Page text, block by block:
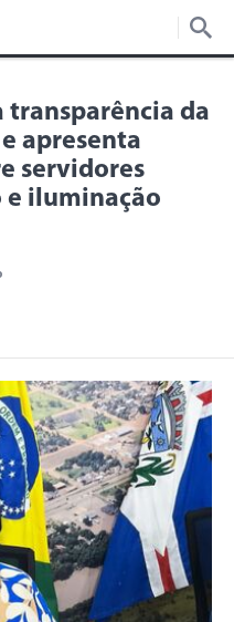
transparência da
apresenta
servidores
e iluminação